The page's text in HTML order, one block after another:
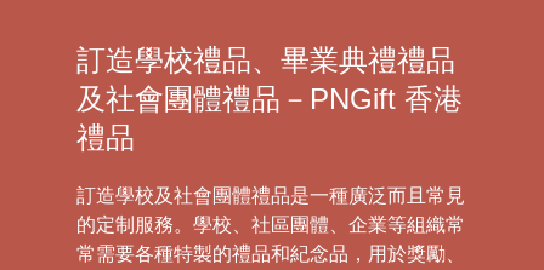
訂造學校禮品、畢業典禮禮品
及社會團體禮品－PNGift 香港
禮品
訂造學校及社會團體禮品是一種廣泛而且常見
的定制服務。學校、社區團體、企業等組織常
常需要各種特製的禮品和紀念品，用於獎勵、